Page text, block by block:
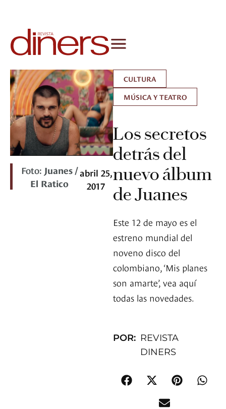
Foto: Juanes /
El Ratico
abril 25,
2017
CULTURA
MÚSICA Y TEATRO
Los secretos
detrás del
nuevo álbum
de Juanes
Este 12 de mayo es el
estreno mundial del
noveno disco del
colombiano, ‘Mis planes
son amarte’, vea aquí
todas las novedades.
POR: REVISTA
DINERS